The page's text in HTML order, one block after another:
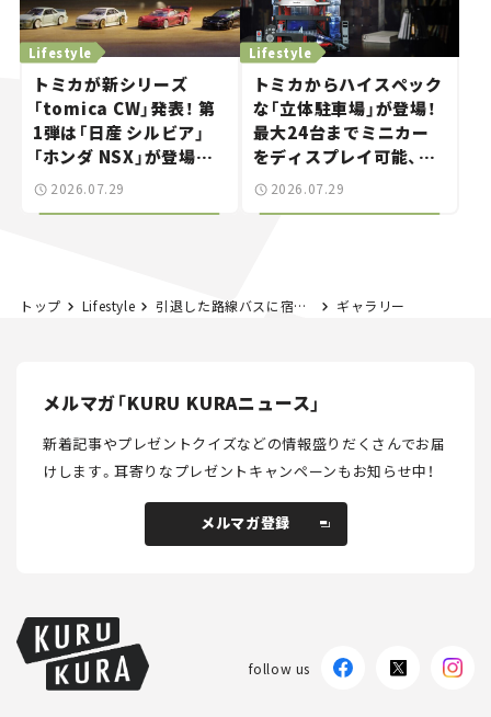
トミカが新シリーズ
「tomica CW」発表！ 第
1弾は「日産 シルビア」
「ホンダ NSX」が登場。
世界が注目す
Lifestyle
2026.07.29
トミカからハイスペック
な「立体駐車場」が登場！
最大24台までミニカー
をディスプレイ可能、特
別な「日産 GT-R
Lifestyle
2026.07.29
トップ Lifestyle 引退した路線バスに宿泊できる！ その名も「ばすてい」ってどんなサービス？ ギャラリー
メルマガ「KURU KURAニュース」
新着記事やプレゼントクイズなどの情報盛りだくさんでお届
けします。耳寄りなプレゼントキャンペーンもお知らせ中！
メルマガ登録
follow us